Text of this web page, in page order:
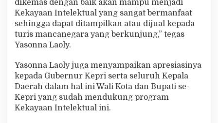
dikemas dengan baik akan mampu menjadi
Kekayaan Intelektual yang sangat bermanfaat
sehingga dapat ditampilkan atau dijual kepada
turis mancanegara yang berkunjung,” tegas
Yasonna Laoly.
Yasonna Laoly juga menyampaikan apresiasinya
kepada Gubernur Kepri serta seluruh Kepala
Daerah dalam hal ini Wali Kota dan Bupati se-
Kepri yang sudah mendukung program
Kekayaan Intelektual ini.